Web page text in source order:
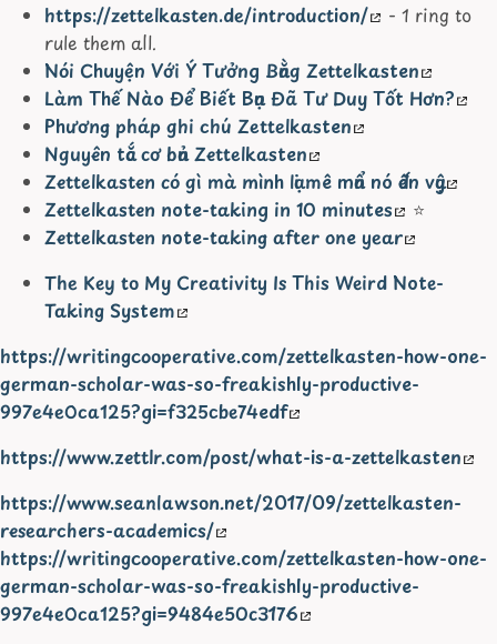
https://zettelkasten.de/introduction/
- 1 ring to
rule them all.
Nói Chuyện Với Ý Tưởng Bằng Zettelkasten
Làm Thế Nào Để Biết Bạn Đã Tư Duy Tốt Hơn?
Phương pháp ghi chú Zettelkasten
Nguyên tắc cơ bản Zettelkasten
Zettelkasten có gì mà mình lại mê mẩn nó đến vậy
Zettelkasten note-taking in 10 minutes
⭐
Zettelkasten note-taking after one year
The Key to My Creativity Is This Weird Note-
Taking System
https://writingcooperative.com/zettelkasten-how-one-
german-scholar-was-so-freakishly-productive-
997e4e0ca125?gi=f325cbe74edf
https://www.zettlr.com/post/what-is-a-zettelkasten
https://www.seanlawson.net/2017/09/zettelkasten-
researchers-academics/
https://writingcooperative.com/zettelkasten-how-one-
german-scholar-was-so-freakishly-productive-
997e4e0ca125?gi=9484e50c3176